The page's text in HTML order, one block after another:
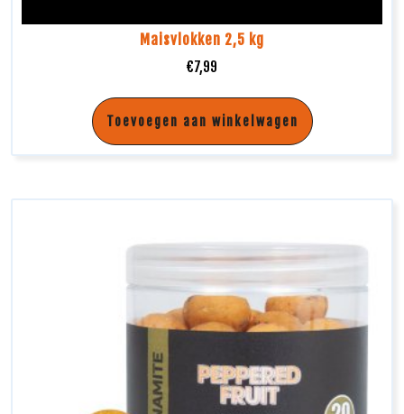
Maisvlokken 2,5 kg
€7,99
Toevoegen aan winkelwagen